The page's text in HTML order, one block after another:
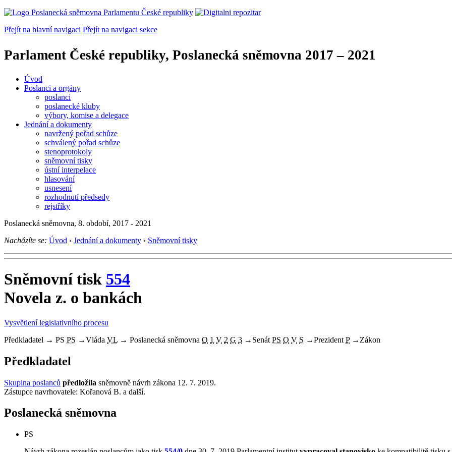
Přejít na hlavní navigaci Přejít na navigaci sekce
Parlament České republiky, Poslanecká sněmovna 2017 – 2021
Úvod
Poslanci a orgány
poslanci
poslanecké kluby
výbory, komise a delegace
Jednání a dokumenty
navržený pořad schůze
schválený pořad schůze
stenoprotokoly
sněmovní tisky
ústní interpelace
hlasování
usnesení
rozhodnutí předsedy
rejstříky
Poslanecká sněmovna, 8. období, 2017 - 2021
Nacházíte se: Úvod › Jednání a dokumenty › Sněmovní tisky
Sněmovní tisk 554
Novela z. o bankách
Vysvětlení legislativního procesu
Předkladatel → PS PS →Vláda VL → Poslanecká sněmovna O 1 V 2 G 3 → Senát PS O V S →Prezident P → Zákon
Předkladatel
Skupina poslanců předložila sněmovně návrh zákona 12. 7. 2019.
Zástupce navrhovatele: Kořanová B. a další.
Poslanecká sněmovna
PS